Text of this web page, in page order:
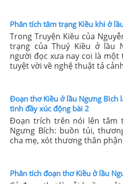
Phân tích tâm trạng Kiều khi ở
Trong Truyện Kiều của
trạng của Thuý Kiều ở lầu
người đọc xưa nay coi là
tuyệt vời về nghệ thuật tả
Đoạn thơ Kiều ở lầu Ngưng Bìch
tình đầy xúc động bài 2
Đoạn trích trên nói lên tâm
Ngưng Bích: buồn tủi,
cha mẹ, xót thương thân
Phân tích đoạn thơ Kiều ở lầu